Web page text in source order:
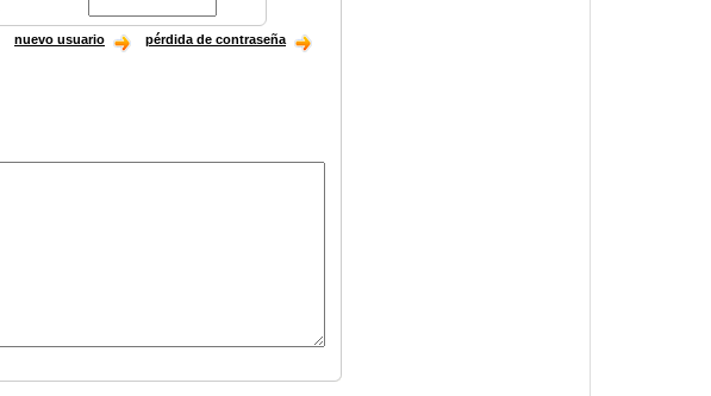
nuevo usuario pérdida de contraseña